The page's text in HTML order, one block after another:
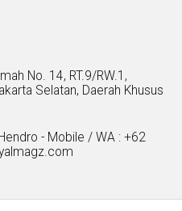
No. 14, RT.9/RW.1,
Selatan, Daerah Khusus
- Mobile / WA : +62